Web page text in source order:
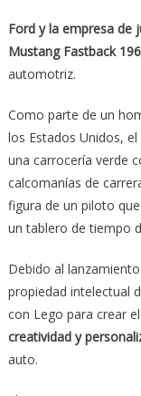
Ford y la empresa de
Mustang Fastback
automotriz.
Como parte de un
los Estados Unidos,
una carrocería verde
calcomanías de
figura de un piloto
un tablero de tiempo
Debido al
propiedad intelectual
con Lego para crear el
creatividad y
auto.